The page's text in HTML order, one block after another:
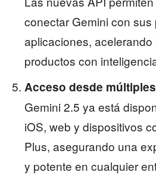
conectar Gemini con
aplicaciones,
productos con
Acceso desde
Gemini 2.5 ya está
iOS, web y dispositivos
Plus, asegurando una
y potente en cualquier